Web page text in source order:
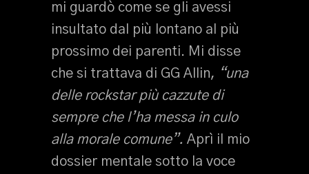
mi guardò come se gli avessi
insultato dal più lontano al più
prossimo dei parenti. Mi disse
che si trattava di GG Allin, “una
delle rockstar più cazzute di
sempre che l’ha messa in culo
alla morale comune”. Aprì il mio
dossier mentale sotto la voce